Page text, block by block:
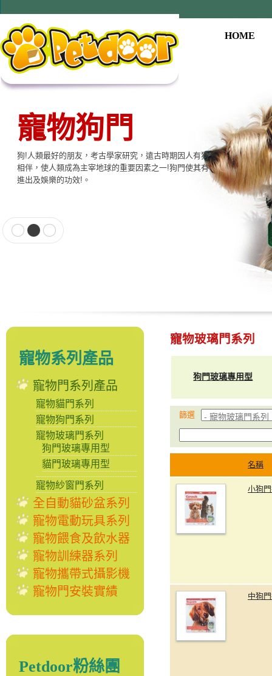
HOME
寵物狗門
狗!人類最好的朋友，考古學家研究，遠古時期因人有狗
相伴，使人類成為主宰地球的重要因素之一!狗門使其有
進出及娛樂的功效!。
寵物系列產品
寵物門系列產品
寵物貓門系列
寵物狗門系列
寵物玻璃門系列
狗門玻璃專用型
貓門玻璃專用型
寵物紗窗門系列
全自動貓砂盆系列
寵物電動玩具系列
寵物餵食及飲水器
寵物訓練器系列
寵物攜帶式攝影機
寵物門安裝實績
Petdoor粉絲團
寵物玻璃門系列
狗門玻璃專用型
篩選
名稱
小狗
中狗